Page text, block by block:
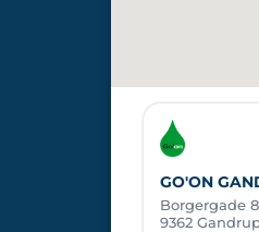
GO'ON
Borgergade
9362